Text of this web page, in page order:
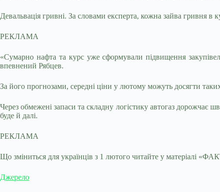
Девальвація гривні. За словами експерта, кожна зайва гривня в
РЕКЛАМА
«Сумарно нафта та курс уже сформували підвищення
впевнений Рябцев.
За його прогнозами, середні ціни у лютому можуть досягти
Через обмежені запаси та складну логістику автогаз
буде й далі.
РЕКЛАМА
Що зміниться для українців з 1 лютого читайте у матеріалі
Джерело